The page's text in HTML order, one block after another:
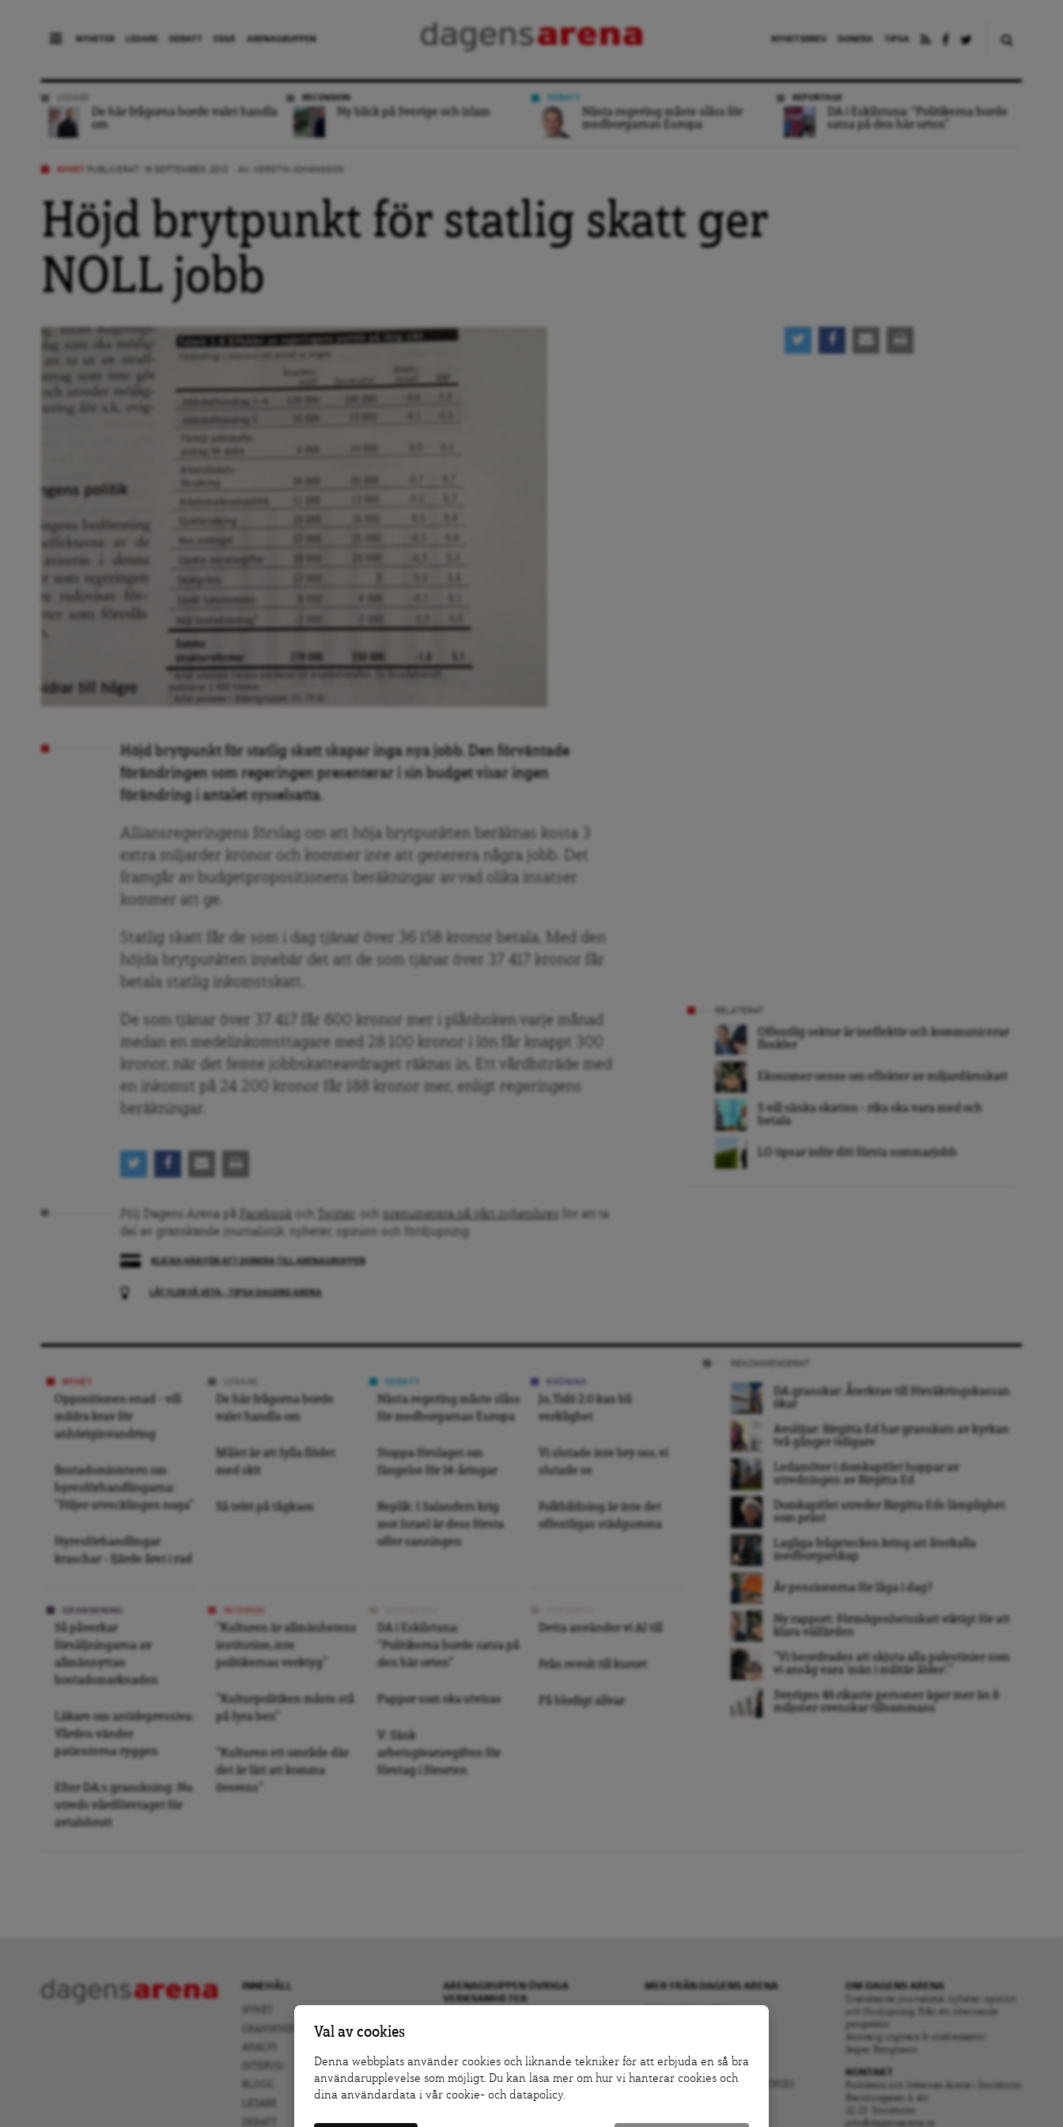
NYHETER LEDARE DEBATT ESSÄ ARENAGRUPPEN NYHETSBREV DONERA TIPSA
De här frågorna borde valet handla
om
RECENSION
Ny blick på Sverige och islam
Nästa regering måste slåss för
medborgarnas Europa
REPORTAGE
DA i Eskilstuna: “Politikerna borde
satsa på den här orten”
NYHET PUBLICERAT: 18 SEPTEMBER, 2013
Höjd brytpunkt för statlig skatt ger
NOLL jobb
Höjd brytpunkt för statlig skatt skapar inga nya jobb. Den förväntade
förändringen som regeringen presenterar i sin budget visar ingen
förändring i antalet sysselsatta.
Alliansregeringens förslag om att höja brytpunkten beräknas kosta 3
extra miljarder kronor och kommer inte att generera några jobb. Det
framgår av budgetpropositionens beräkningar av vad olika insatser
kommer att ge.
Statlig skatt får de som i dag tjänar över 36 158 kronor betala. Med den
höjda brytpunkten innebär det att de som tjänar över 37 417 kronor får
betala statlig inkomstskatt.
De som tjänar över 37 417 får 600 kronor mer i plånboken varje månad
medan en medelinkomsttagare med 28 100 kronor i lön får knappt 300
kronor, när det femte jobbskatteavdraget räknas in. Ett vårdbiträde med
en inkomst på 24 200 kronor får 188 kronor mer, enligt regeringens
beräkningar.
Följ Dagens Arena på Facebook Twitter prenumerera på vårt nyhetsbrev
för att ta
del av granskande journalistik, nyheter, opinion och fördjupning.
LÅT FLER FÅ VETA – TIPSA DAGENS ARENA
Offentlig sektor är ineffektiv och kommunicerar
floskler
Ekonomer oense om effekter av miljardärsskatt
S vill sänka skatten – rika ska vara med och
betala
LO tipsar inför ditt första sommarjobb
NYHET
Oppositionen enad – vill
mildra krav för
anhöriginvandring
Bostadsministern om
hyresförhandlingarna:
”Följer utvecklingen noga”
Hyresförhandlingar
kraschar – fjärde året i rad
De här frågorna borde
valet handla om
Målet är att fylla flödet
med skit
Så trött på tågkaos
Nästa regering måste slåss
för medborgarnas Europa
Stoppa förslaget om
fängelse för 14-åringar
Replik: I Salanders krig
mot Israel är dess första
offer sanningen
Jo, Tidö 2.0 kan bli
verklighet
Vi slutade inte bry oss, vi
slutade se
Folkbildning är inte det
offentligas städgumma
Så påverkar
försäljningarna av
allmännyttan
bostadsmarknaden
Läkare om antidepressiva:
Vården vänder
patienterna ryggen
Efter DA:s granskning: Nu
utreds vårdföretaget för
avtalsbrott
”Kulturen är allmänhetens
institution, inte
politikernas verktyg”
”Kulturpolitiken måste stå
på fyra ben”
”Kulturen ett område där
det är lätt att komma
överens”
DA i Eskilstuna:
“Politikerna borde satsa på
den här orten”
Pappor som ska utvisas
V: Sänk
arbetsgivaravgiften för
företag i förorten
Detta använder vi AI till
Från revolt till kurort
På blodigt allvar
DA granskar: Återkrav till Försäkringskassan
ökar
Avslöjar: Birgitta Ed har granskats av kyrkan
två gånger tidigare
Ledamöter i domkapitlet hoppar av
utredningen av Birgitta Ed
Domkapitlet utreder Birgitta Eds lämplighet
som präst
Lagliga frågetecken kring att återkalla
medborgarskap
Är pensionerna för låga i dag?
Ny rapport: Förmögenhetsskatt viktigt för att
klara välfärden
”Vi beordrades att skjuta alla palestinier som
vi ansåg vara ’män i militär ålder’. ”
Sveriges 46 rikaste personer äger mer än 8
miljoner svenskar tillsammans
INNEHÅLL
ARENAGRUPPEN ÖVRIGA
VERKSAMHETER
PREMISS FÖRLAG
SKOLINFO
ARENAAKADEMIN
MER FRÅN DAGENS ARENA
DONERA
PRENUMERERA
OM DAGENS ARENA
Granskande journalistik, nyheter, opinion
och fördjupning. Från ett oberoende
perspektiv.
Ansvarig utgivare & chefredaktör:
Jesper Bengtsson
KONTAKT
Politikens och Idéernas Arena i Stockholm
Barnhusgatan 4, 4tr
info@dagensarena.se
Val av cookies
Denna webbplats använder cookies och liknande tekniker för att erbjuda en så bra
användarupplevelse som möjligt. Du kan läsa mer om hur vi hanterar cookies och
dina användardata i vår cookie- och datapolicy.